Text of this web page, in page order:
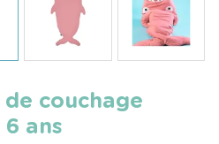
couchage
ans